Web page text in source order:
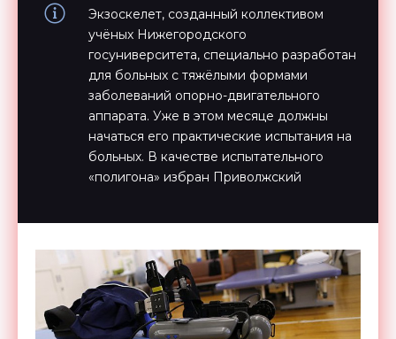
Экзоскелет, созданный коллективом
учёных Нижегородского
госуниверситета, специально разработан
для больных с тяжёлыми формами
заболеваний опорно-двигательного
аппарата. Уже в этом месяце должны
начаться его практические испытания на
больных. В качестве испытательного
«полигона» избран Приволжский